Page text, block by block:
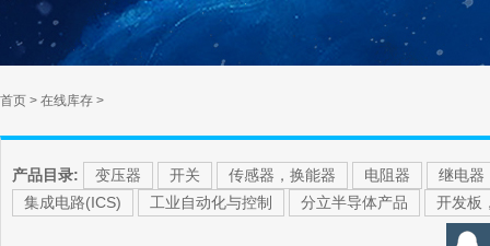
首页 > 在线库存 >
产品目录: 变压器 开关 传感器，换能器 电阻器
继电器
集成电路(ICS)
工业自动化与控制 分立半导体产品 开发板